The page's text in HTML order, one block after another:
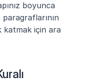
boyunca
katmak için ara